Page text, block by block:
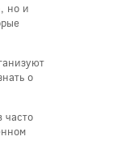
но и
о
часто